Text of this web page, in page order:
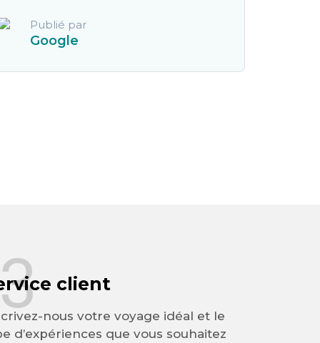
Publié par
Google
client
nous votre voyage idéal et le
d’expériences que vous souhaitez